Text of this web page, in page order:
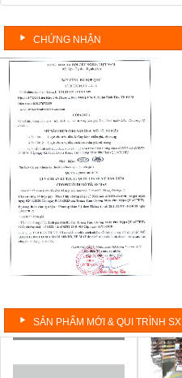
CHỨNG NHẬN
SẢN PHẨM MỚI & QUI TRÌNH SX